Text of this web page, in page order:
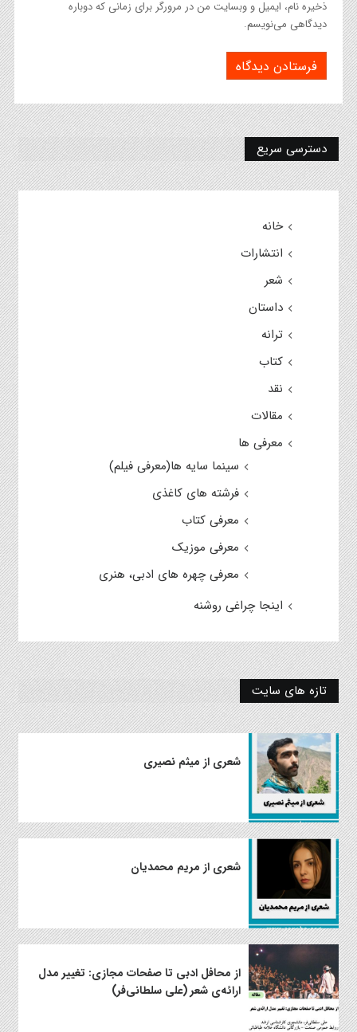
ذخیره نام، ایمیل و وبسایت من در مرورگر برای زمانی که دوباره
دیدگاهی می‌نویسم.
دسترسی سریع
خانه
انتشارات
شعر
داستان
ترانه
کتاب
نقد
مقالات
معرفی ها
سینما سایه ها(معرفی فیلم)
فرشته های کاغذی
معرفی کتاب
معرفی موزیک
معرفی چهره های ادبی، هنری
اینجا چراغی روشنه
تازه های سایت
شعری از میثم نصیری
شعری از مریم محمدیان
از محافل ادبی تا صفحات مجازی: تغییر مدل
ارائه‌ی شعر (علی سلطانی‌فر)